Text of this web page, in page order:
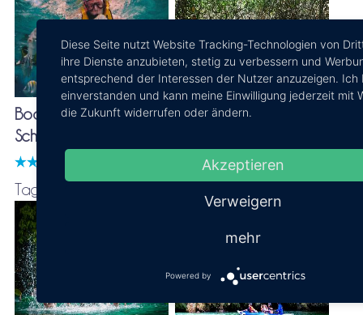
Bootstour zu 4 Inseln -
Schnorcheln im Paradies
Mit dem Kajak in der
Quad-Tour
Tagestour ab Krabi
Diese Seite nutzt Website Tracking-Technologien von
ihre Dienste anzubieten, stetig zu verbessern und
entsprechend der Interessen der Nutzer anzuzeigen. Ich
einverstanden und kann meine Einwilligung jederzeit mit
die Zukunft widerrufen oder ändern.
Akzeptieren
Verweigern
mehr
Powered by